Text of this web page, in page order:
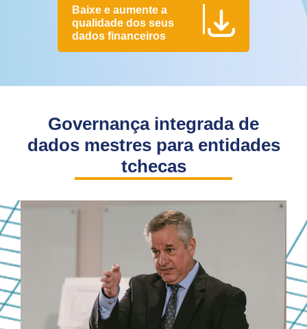
Baixe e aumente a
qualidade dos seus
dados financeiros
Governança integrada de
dados mestres para entidades
tchecas